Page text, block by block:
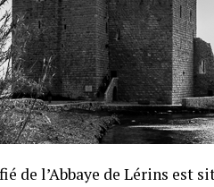
de l’Abbaye de Lérins est